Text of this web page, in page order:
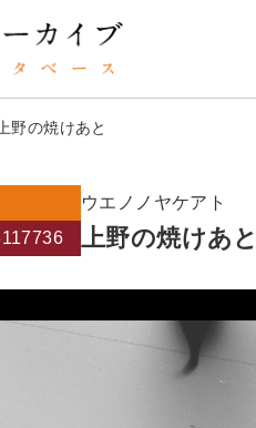
上野の焼けあと
ウエノノヤケアト
上野の焼けあと